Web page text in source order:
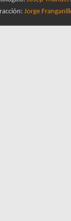
Jorge